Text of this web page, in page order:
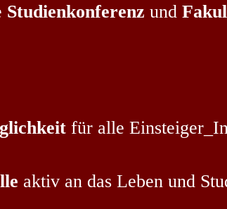
Studienkonferenz und
für alle
aktiv an das Leben und